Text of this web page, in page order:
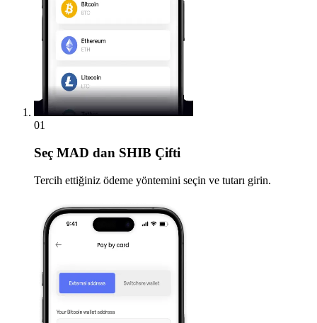
01
Seç MAD dan SHIB Çifti
Tercih ettiğiniz ödeme yöntemini seçin ve tutarı girin.